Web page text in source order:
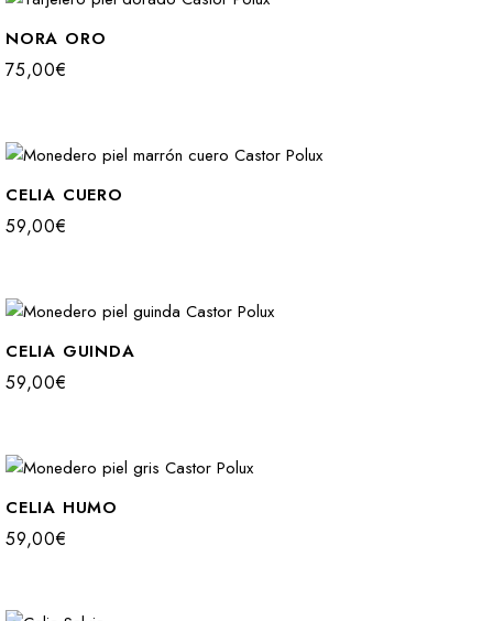
NORA ORO
75,00€
CELIA CUERO
59,00€
CELIA GUINDA
59,00€
CELIA HUMO
59,00€